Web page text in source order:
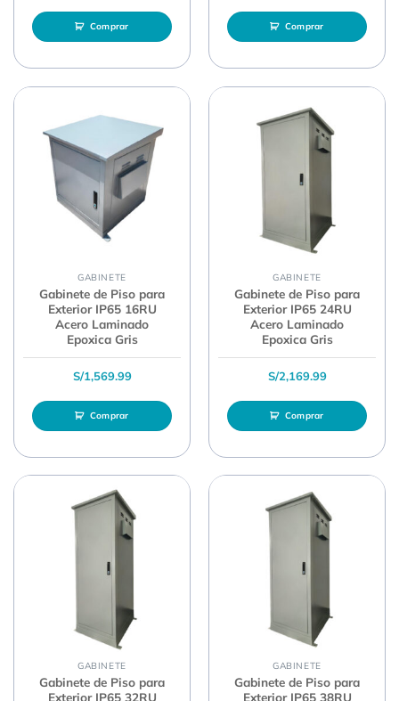
Comprar Comprar
GABINETE
Gabinete de Piso para
Exterior IP65 16RU
Acero Laminado
Epoxica Gris
S/1,569.99
Comprar
GABINETE
Gabinete de Piso para
Exterior IP65 24RU
Acero Laminado
Epoxica Gris
S/2,169.99
Comprar
GABINETE
Gabinete de Piso para
Exterior IP65 32RU
GABINETE
Gabinete de Piso para
Exterior IP65 38RU